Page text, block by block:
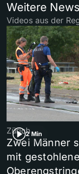
Weitere News
Videos aus der
2 Min
Zürich
Zwei Männer
mit